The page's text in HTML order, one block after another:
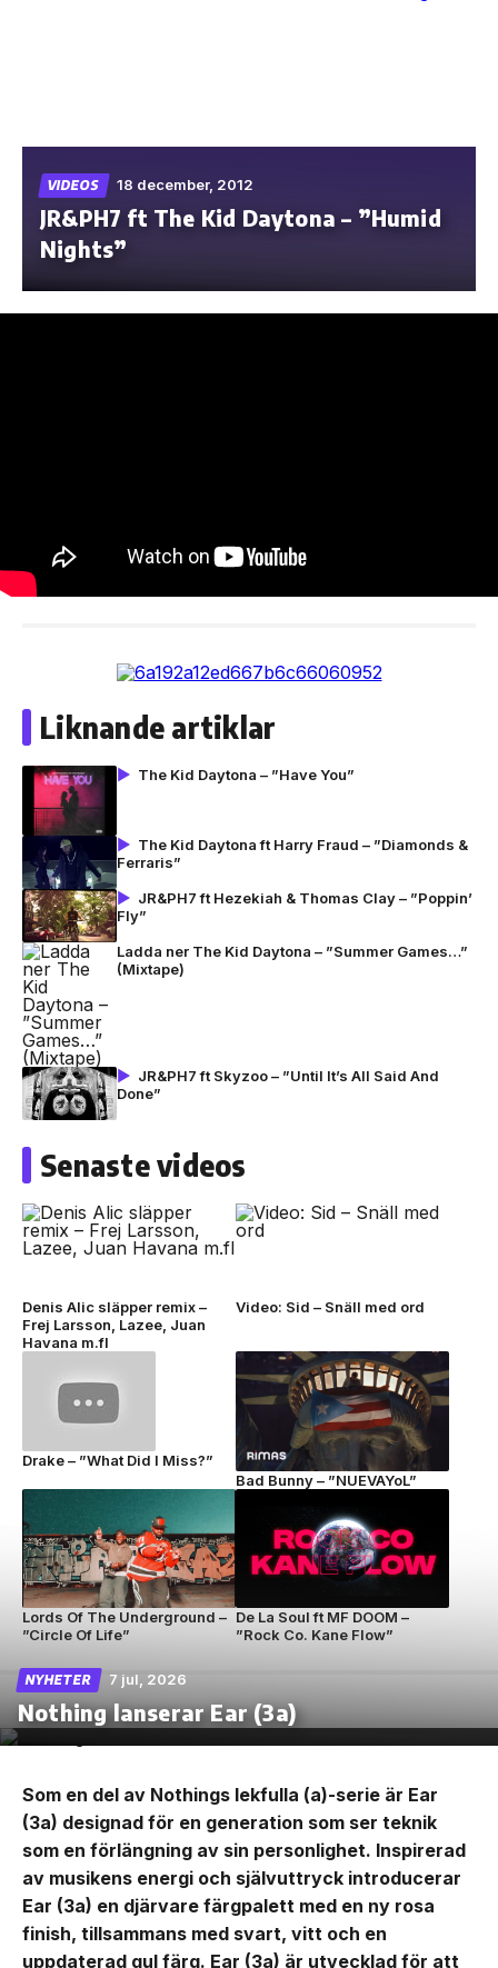
content
VIDEOS 18 december, 2012
JR&PH7 ft The Kid Daytona – ”Humid
Nights”
Liknande artiklar
The Kid Daytona – ”Have You”
The Kid Daytona ft Harry Fraud – ”Diamonds &
Ferraris”
JR&PH7 ft Hezekiah & Thomas Clay – ”Poppin’
Fly”
Ladda ner The Kid Daytona – ”Summer Games…”
(Mixtape)
JR&PH7 ft Skyzoo – ”Until It’s All Said And
Done”
Senaste videos
Denis Alic släpper remix –
Frej Larsson, Lazee, Juan
Havana m.fl
Video: Sid – Snäll med ord
Drake – ”What Did I Miss?”
Bad Bunny – ”NUEVAYoL”
Lords Of The Underground –
”Circle Of Life”
De La Soul ft MF DOOM –
”Rock Co. Kane Flow”
NYHETER 7 jul, 2026
Nothing lanserar Ear (3a)
Som en del av Nothings lekfulla (a)-serie är Ear
(3a) designad för en generation som ser teknik
som en förlängning av sin personlighet. Inspirerad
av musikens energi och självuttryck introducerar
Ear (3a) en djärvare färgpalett med en ny rosa
finish, tillsammans med svart, vitt och en
uppdaterad gul färg. Ear (3a) är utvecklad för att